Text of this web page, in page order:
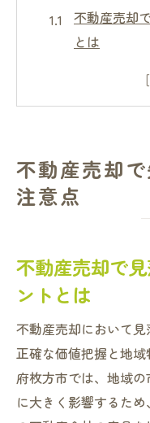
不動産売却
とは
枚方市特有
売却を検討する
不動産売却
点
売却価格を
物件の魅力
不動産を高く売
不動産売却
不動産売却
注意点
不動産売却で
ントとは
不動産売却において
正確な価値把握と地
府枚方市では、地域
に大きく影響するた